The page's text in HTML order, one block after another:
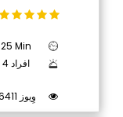
25 Min
4 افراد
16411 وِیوز